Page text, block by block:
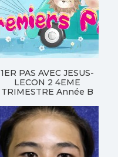
1ER PAS AVEC JESUS-
LECON 2 4EME
TRIMESTRE Année B